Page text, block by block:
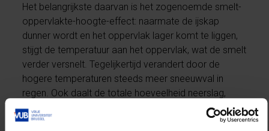
Het belangrijkste daarvan is het zogenoemde smelt-
oppervlakte-hoogte-effect: naarmate de ijskap
dunner wordt en het oppervlak lager komt te liggen,
stijgt de temperatuur aan het oppervlak, wat de smelt
verder versnelt. Tegelijkertijd verandert door de
hogere temperaturen steeds meer sneeuwval in
regen. Ook daalt de totale hoeveelheid neerslag,
omdat een lagere ijskap de lucht minder doet stijgen,
afkoelen en condenseren. Hierdoor neemt de